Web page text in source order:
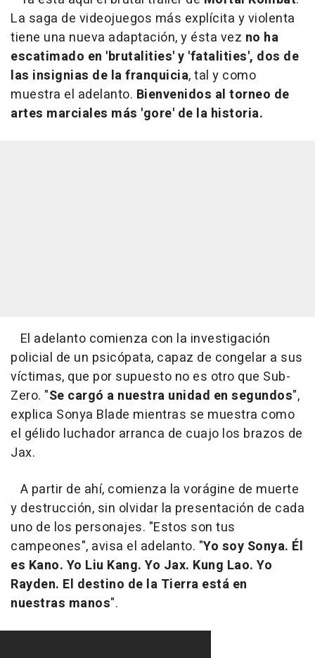
La saga de videojuegos más explícita y violenta
tiene una nueva adaptación, y ésta vez no ha
escatimado en 'brutalities' y 'fatalities', dos de
las insignias de la franquicia, tal y como
muestra el adelanto. Bienvenidos al torneo de
artes marciales más 'gore' de la historia.
El adelanto comienza con la investigación
policial de un psicópata, capaz de congelar a sus
víctimas, que por supuesto no es otro que Sub-
Zero. "Se cargó a nuestra unidad en segundos",
explica Sonya Blade mientras se muestra como
el gélido luchador arranca de cuajo los brazos de
Jax.
A partir de ahí, comienza la vorágine de muerte
y destrucción, sin olvidar la presentación de cada
uno de los personajes. "Estos son tus
campeones", avisa el adelanto. "Yo soy Sonya. Él
es Kano. Yo Liu Kang. Yo Jax. Kung Lao. Yo
Rayden. El destino de la Tierra está en
nuestras manos".